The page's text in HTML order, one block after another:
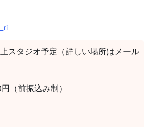
スタジオ予定（詳しい場所はメール
（前振込み制）